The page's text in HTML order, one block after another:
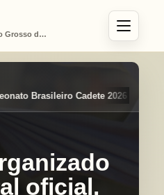
Federação de Judô de Mato Grosso do Sul
os destaques nacionais Mato
oficial.